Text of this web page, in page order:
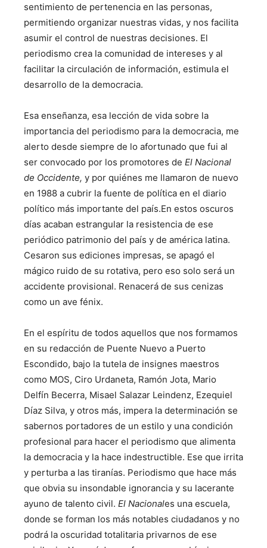
sentimiento de pertenencia en las personas,
permitiendo organizar nuestras vidas, y nos facilita
asumir el control de nuestras decisiones. El
periodismo crea la comunidad de intereses y al
facilitar la circulación de información, estimula el
desarrollo de la democracia.
Esa enseñanza, esa lección de vida sobre la
importancia del periodismo para la democracia, me
alerto desde siempre de lo afortunado que fui al
ser convocado por los promotores de El Nacional
de Occidente, y por quiénes me llamaron de nuevo
en 1988 a cubrir la fuente de política en el diario
político más importante del país.En estos oscuros
días acaban estrangular la resistencia de ese
periódico patrimonio del país y de américa latina.
Cesaron sus ediciones impresas, se apagó el
mágico ruido de su rotativa, pero eso solo será un
accidente provisional. Renacerá de sus cenizas
como un ave fénix.
En el espíritu de todos aquellos que nos formamos
en su redacción de Puente Nuevo a Puerto
Escondido, bajo la tutela de insignes maestros
como MOS, Ciro Urdaneta, Ramón Jota, Mario
Delfín Becerra, Misael Salazar Leindenz, Ezequiel
Díaz Silva, y otros más, impera la determinación se
sabernos portadores de un estilo y una condición
profesional para hacer el periodismo que alimenta
la democracia y la hace indestructible. Ese que irrita
y perturba a las tiranías. Periodismo que hace más
que obvia su insondable ignorancia y su lacerante
ayuno de talento civil. El Nacionales una escuela,
donde se forman los más notables ciudadanos y no
podrá la oscuridad totalitaria privarnos de ese